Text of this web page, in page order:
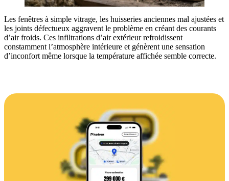
Les fenêtres à simple vitrage, les huisseries anciennes mal ajustées et
les joints défectueux aggravent le problème en créant des courants
d’air froids. Ces infiltrations d’air extérieur refroidissent
constamment l’atmosphère intérieure et génèrent une sensation
d’inconfort même lorsque la température affichée semble correcte.